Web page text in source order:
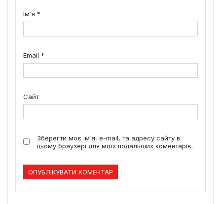
Ім'я *
Email *
Сайт
Зберегти моє ім'я, e-mail, та адресу сайту в
цьому браузері для моїх подальших коментарів.